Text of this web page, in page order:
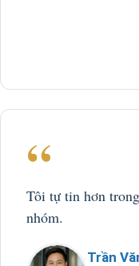
“
Tôi tự tin hơn
nhóm.
Trần